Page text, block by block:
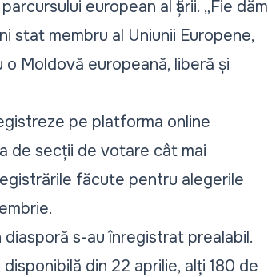
european al țării. „Fie dăm
stat membru al Uniunii Europene,
Moldovă europeană, liberă și
pe platforma online
de secții de votare cât mai
făcute pentru alegerile
s-au înregistrat prealabil.
din 22 aprilie, alți 180 de